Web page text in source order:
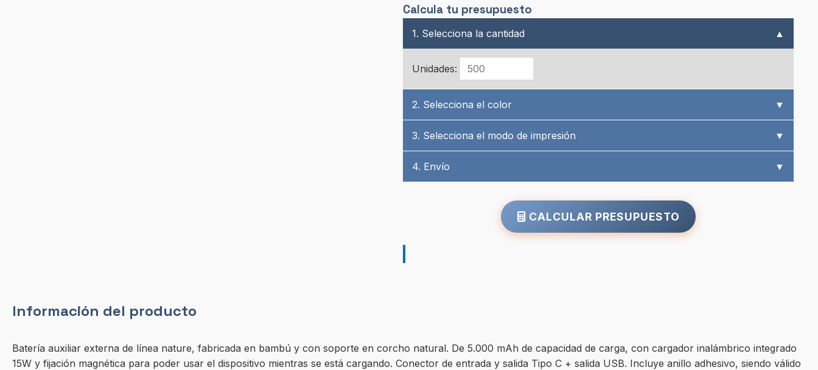
Calcula tu presupuesto
1. Selecciona la cantidad ▲
Unidades:
2. Selecciona el color ▼
3. Selecciona el modo de impresión ▼
4. Envío ▼
CALCULAR PRESUPUESTO
Información del producto
Batería auxiliar externa de línea nature, fabricada en bambú y con soporte en corcho natural. De 5.000 mAh de capacidad de carga, con cargador inalámbrico integrado
15W y fijación magnética para poder usar el dispositivo mientras se está cargando. Conector de entrada y salida Tipo C + salida USB. Incluye anillo adhesivo, siendo válido